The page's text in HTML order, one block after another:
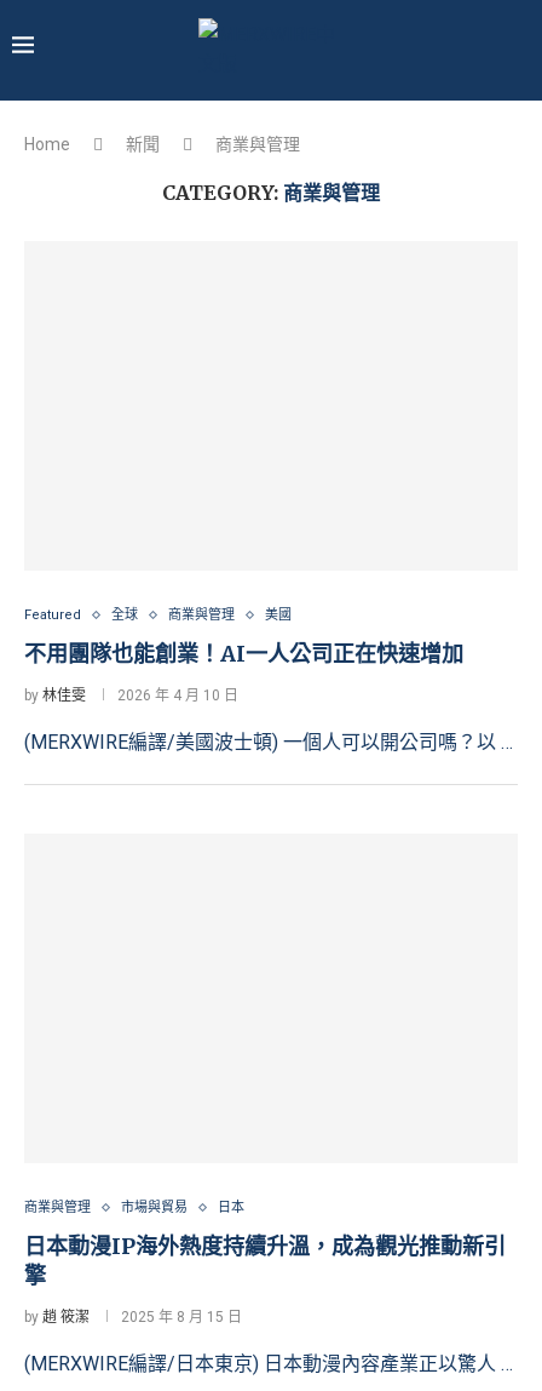
Home 新聞 商業與管理
CATEGORY: 商業與管理
Featured 全球 商業與管理 美國
不用團隊也能創業！AI一人公司正在快速增加
by 林佳雯 2026 年 4 月 10 日
(MERXWIRE編譯/美國波士頓) 一個人可以開公司嗎？以 …
商業與管理 市場與貿易 日本
日本動漫IP海外熱度持續升溫，成為觀光推動新引
擎
by 趙 筱潔 2025 年 8 月 15 日
(MERXWIRE編譯/日本東京) 日本動漫內容產業正以驚人 …